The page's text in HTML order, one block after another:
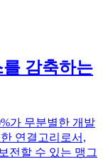
감축하는
가 무분별한 개발
연결고리로서,
전할 수 있는 맹그